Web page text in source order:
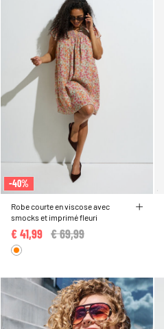
-40%
Robe courte en viscose avec
smocks et imprimé fleuri
Price reduced from
€ 69,99
€ 41,99